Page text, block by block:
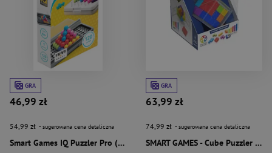
GRA
46,99 zł
54,99 zł - sugerowana cena detaliczna
Smart Games IQ Puzzler Pro (PL) IUVI Games
GRA
63,99 zł
74,99 zł - sugerowana cena detaliczna
SMART GAMES - Cube Puzzler GO